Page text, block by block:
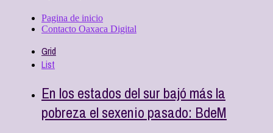
Pagina de inicio
Contacto Oaxaca Digital
Grid
List
En los estados del sur bajó más la
pobreza el sexenio pasado: BdeM